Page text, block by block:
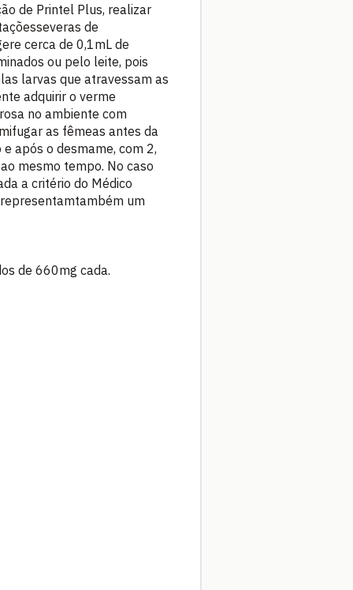
de Printel Plus, realizar
de
cerca de 0,1mL de
ou pelo leite, pois
larvas que atravessam as
adquirir o verme
no ambiente com
as fêmeas antes da
após o desmame, com 2,
mesmo tempo. No caso
a critério do Médico
um
de 660mg cada.